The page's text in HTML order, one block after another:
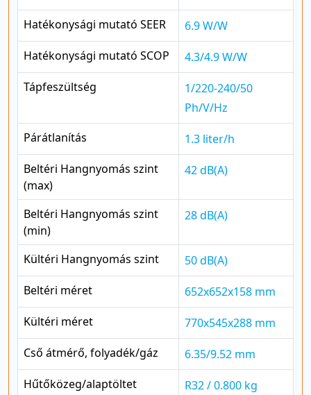
Hatékonysági mutató SEER
6.9 W/W
Hatékonysági mutató SCOP
4.3/4.9 W/W
Tápfeszültség
1/220-240/50
Ph/V/Hz
Párátlanítás
1.3 liter/h
Beltéri Hangnyomás szint
(max)
42 dB(A)
Beltéri Hangnyomás szint
(min)
28 dB(A)
Kültéri Hangnyomás szint
50 dB(A)
Beltéri méret
652x652x158 mm
Kültéri méret
770x545x288 mm
Cső átmérő, folyadék/gáz
6.35/9.52 mm
Hűtőközeg/alaptöltet
R32 / 0.800 kg